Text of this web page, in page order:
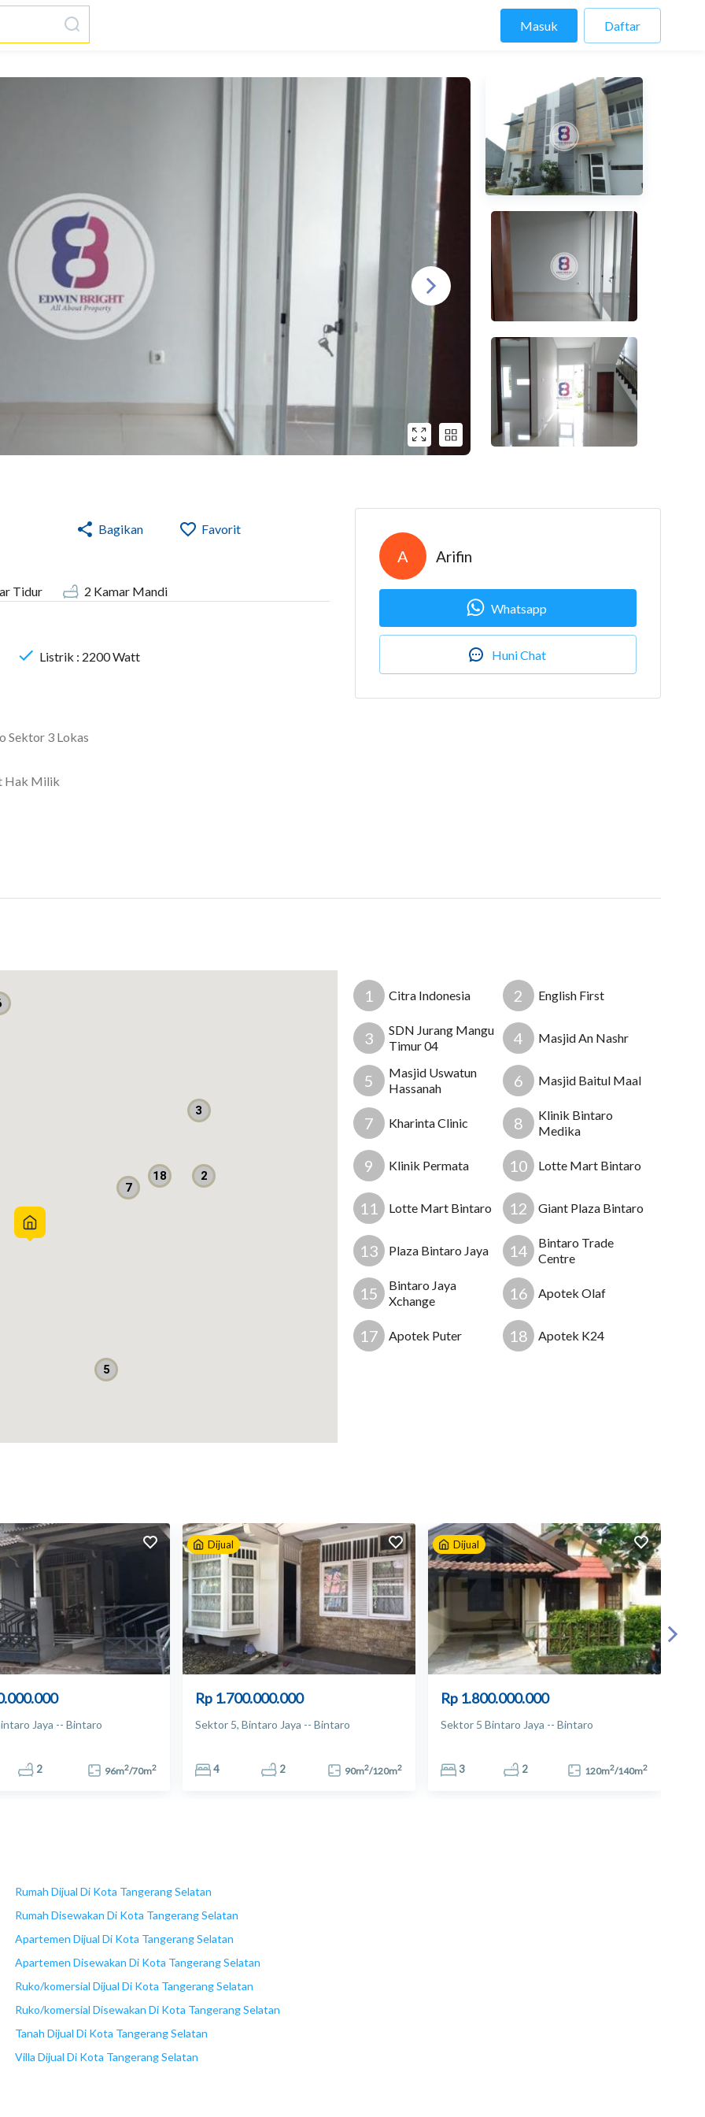
Masuk Daftar
Bagikan Favorit
Tidur 2 Kamar Mandi
Listrik : 2200Watt
Sektor 3 Lokas
Hak Milik
A Arifin
Whatsapp
Huni Chat
2
3
5
7
12
13
18
1 Citra Indonesia 2 English First
3
SDN Jurang Mangu
Timur 04
4 Masjid An Nashr
5
Masjid Uswatun
Hassanah
6 Masjid Baitul Maal
7 Kharinta Clinic 8
Klinik Bintaro
Medika
9 Klinik Permata 10 Lotte Mart Bintaro
11 Lotte Mart Bintaro 12 Giant Plaza Bintaro
13 Plaza Bintaro Jaya 14
Bintaro Trade
Centre
15
Bintaro Jaya
Xchange
16 Apotek Olaf
17 Apotek Puter 18 Apotek K24
Jaya -- Bintaro
2 96m2/70m2
Dijual
Rp 1.700.000.000
Sektor 5, Bintaro Jaya -- Bintaro
4 2 90m2/120m2
Dijual
Rp 1.800.000.000
Sektor 5 Bintaro Jaya -- Bintaro
3 2 120m2/140m2
Rumah Dijual Di Kota Tangerang Selatan
Rumah Disewakan Di Kota Tangerang Selatan
Apartemen Dijual Di Kota Tangerang Selatan
Apartemen Disewakan Di Kota Tangerang Selatan
Ruko/komersial Dijual Di Kota Tangerang Selatan
Ruko/komersial Disewakan Di Kota Tangerang Selatan
Tanah Dijual Di Kota Tangerang Selatan
Villa Dijual Di Kota Tangerang Selatan